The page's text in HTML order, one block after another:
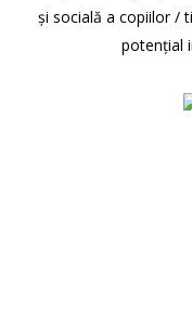
și socială a copiilor /
potențial